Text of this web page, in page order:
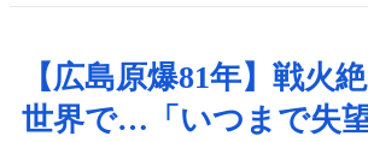
【広島原爆81年】戦火
世界で…「いつまで失